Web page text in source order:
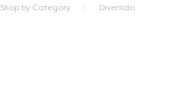
Shop by Category Divertido